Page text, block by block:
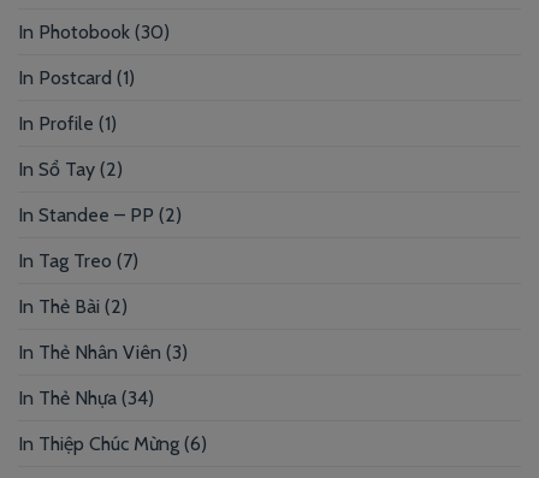
In Photobook (30)
In Postcard (1)
In Profile (1)
In Sổ Tay (2)
In Standee – PP (2)
In Tag Treo (7)
In Thẻ Bài (2)
In Thẻ Nhân Viên (3)
In Thẻ Nhựa (34)
In Thiệp Chúc Mừng (6)